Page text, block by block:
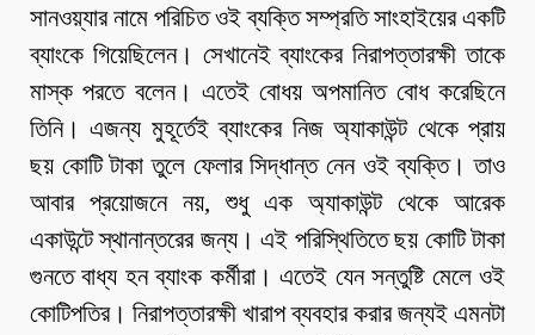
সানওয়্যার নামে পরিচিত ওই ব্যক্তি সম্প্রতি সাংহাইয়ের একটি
ব্যাংকে গিয়েছিলেন। সেখানেই ব্যাংকের নিরাপত্তারক্ষী তাকে
মাস্ক পরতে বলেন। এতেই বোধয় অপমানিত বোধ করেছিনে
তিনি। এজন্য মুহূর্তেই ব্যাংকের নিজ অ্যাকাউন্ট থেকে প্রায়
ছয় কোটি টাকা তুলে ফেলার সিদ্ধান্ত নেন ওই ব্যক্তি। তাও
আবার প্রয়োজনে নয়, শুধু এক অ্যাকাউন্ট থেকে আরেক
একাউন্টে স্থানান্তরের জন্য। এই পরিস্থিতিতে ছয় কোটি টাকা
গুনতে বাধ্য হন ব্যাংক কর্মীরা। এতেই যেন সন্তুষ্টি মেলে ওই
কোটিপতির। নিরাপত্তারক্ষী খারাপ ব্যবহার করার জন্যই এমনটা